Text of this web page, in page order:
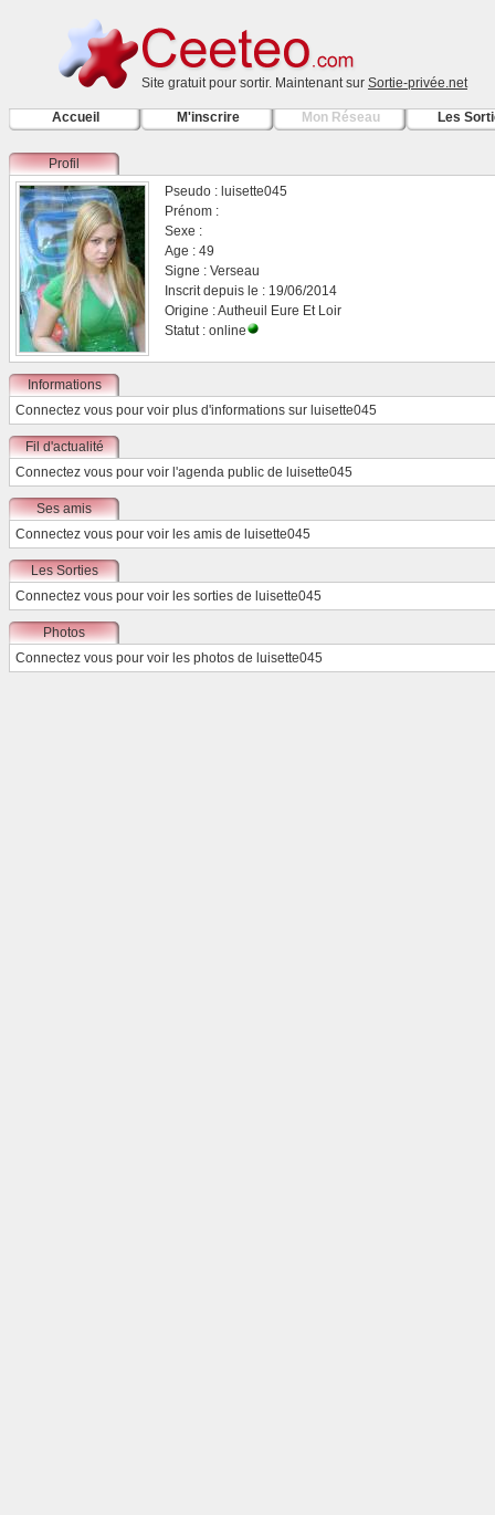
Site gratuit pour sortir. Maintenant sur Sortie-privée.net
Accueil M'inscrire Mon Réseau Les
Profil
Pseudo : luisette045
Prénom :
Sexe :
Age : 49
Signe : Verseau
Inscrit depuis le : 19/06/2014
Origine : Autheuil Eure Et Loir
Statut : online
Informations
Connectez vous pour voir plus d'informations sur luisette045
Fil d'actualité
Connectez vous pour voir l'agenda public de luisette045
Ses amis
Connectez vous pour voir les amis de luisette045
Les Sorties
Connectez vous pour voir les sorties de luisette045
Photos
Connectez vous pour voir les photos de luisette045